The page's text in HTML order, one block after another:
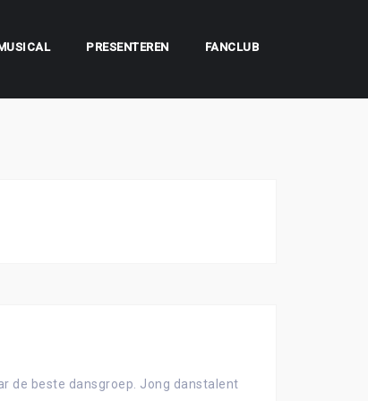
PRESENTEREN FANCLUB
de beste dansgroep. Jong danstalent